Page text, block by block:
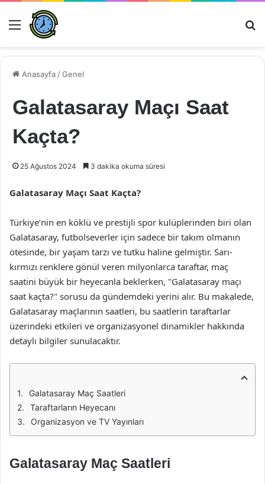
Menü
Anasayfa /Genel
Galatasaray Maçı Saat
Kaçta?
25 Ağustos 2024 3 dakika okuma süresi
Galatasaray Maçı Saat Kaçta?
Türkiye’nin en köklü ve prestijli spor kulüplerinden biri olan
Galatasaray, futbolseverler için sadece bir takım olmanın
ötesinde, bir yaşam tarzı ve tutku haline gelmiştir. Sarı-
kırmızı renklere gönül veren milyonlarca taraftar, maç
saatini büyük bir heyecanla beklerken, "Galatasaray maçı
saat kaçta?" sorusu da gündemdeki yerini alır. Bu makalede,
Galatasaray maçlarının saatleri, bu saatlerin taraftarlar
üzerindeki etkileri ve organizasyonel dinamikler hakkında
detaylı bilgiler sunulacaktır.
Galatasaray Maç Saatleri
Taraftarların Heyecanı
Organizasyon ve TV Yayınları
Galatasaray Maç Saatleri